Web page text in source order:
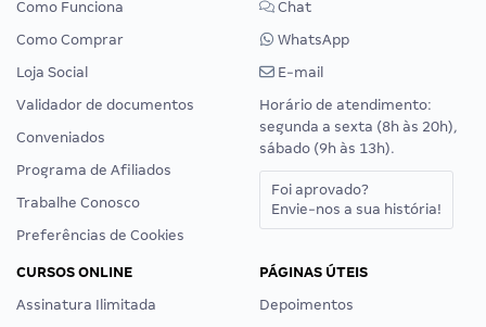
Como Funciona
Como Comprar
Loja Social
Validador de documentos
Conveniados
Programa de Afiliados
Trabalhe Conosco
Preferências de Cookies
Chat
WhatsApp
E-mail
Horário de atendimento:
segunda a sexta (8h às 20h),
sábado (9h às 13h).
Foi aprovado?
Envie-nos a sua história!
CURSOS ONLINE
Assinatura Ilimitada
PÁGINAS ÚTEIS
Depoimentos